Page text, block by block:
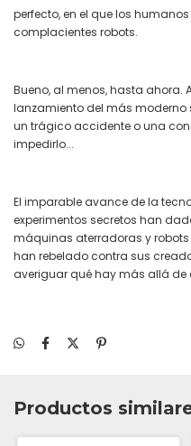
perfecto, en el que los
complacientes robots.
Bueno, al menos, hasta
lanzamiento del más moderno
un trágico accidente o una
impedirlo...
El imparable avance de la
experimentos secretos han
máquinas aterradoras y robots
han rebelado contra sus
averiguar qué hay más allá de
Productos